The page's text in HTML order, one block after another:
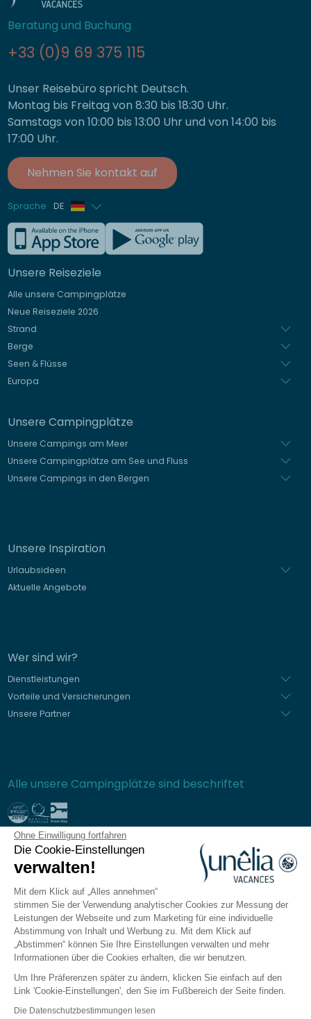
Ohne Einwilligung fortfahren
Die Cookie-Einstellungen
verwalten!
Mit dem Klick auf „Alles annehmen“
stimmen Sie der Verwendung analytischer Cookies zur Messung der
Leistungen der Webseite und zum Marketing für eine individuelle
Abstimmung von Inhalt und Werbung zu. Mit dem Klick auf
„Abstimmen“ können Sie Ihre Einstellungen verwalten und mehr
Informationen über die Cookies erhalten, die wir benutzen.
Um Ihre Präferenzen später zu ändern, klicken Sie einfach auf den
Link 'Cookie-Einstellungen', den Sie im Fußbereich der Seite finden.
Die Datenschutzbestimmungen lesen
Beratung und Buchung
+33 (0)9 69 375 115
Unser Reisebüro spricht Deutsch.
Montag bis Freitag von 8:30 bis 18:30 Uhr.
Samstags von 10:00 bis 13:00 Uhr und von 14:00 bis
17:00 Uhr.
Nehmen Sie kontakt auf
Sprache DE
Französisch
Englisch
Italienisch
Spanisch
Unsere Reiseziele
Alle unsere Campingplätze
Neue Reiseziele 2026
Strand
Berge
Seen & Flüsse
Europa
Unsere Campingplätze
Unsere Campings am Meer
Unsere Campingplätze am See und Fluss
Unsere Campings in den Bergen
Unsere Inspiration
Urlaubsideen
Aktuelle Angebote
Wer sind wir?
Dienstleistungen
Vorteile und Versicherungen
Unsere Partner
Alle unsere Campingplätze sind beschriftet
Sichere Bezahlung
Häufig gestellte Fragen
Allgemeine Verkaufsbedingungen
Datenschutzrichtlinie
Rechtliche Hinweise
Seitenverzeichnis
Cookie-Einstellungen verwalten
Die Sunêlia-App